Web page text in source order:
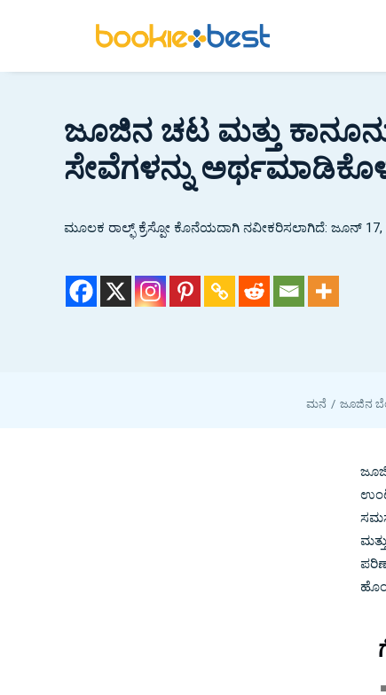
ಜೂಜಿನ ಚಟ ಮತ್ತು
ಸೇವೆಗಳನ್ನು
ಮೂಲಕ ರಾಲ್ಫ್ ಕ್ರೆಸ್ಪೋ ಕೊನೆಯದಾಗಿ ನವೀಕರಿಸಲಾಗಿದೆ: ಜೂನ್ 17,
ಮನೆ ಜೂಜಿನ